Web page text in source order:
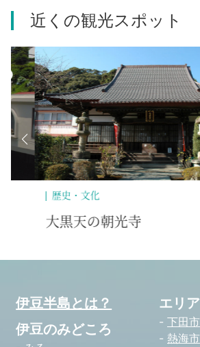
近くの観光スポット
温泉
松原大黒天神の湯
伊豆半島とは？
伊豆のみどころ
エリア
下田市
熱海市